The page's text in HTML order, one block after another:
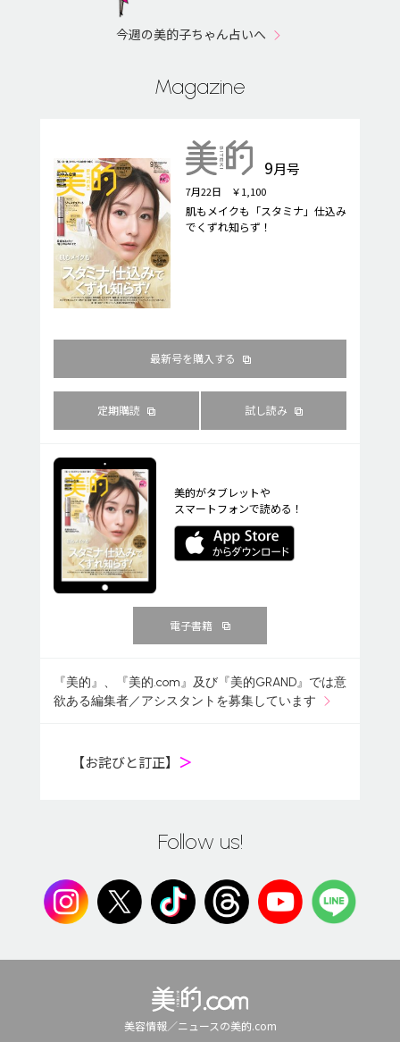
今週の美的子ちゃん占いへ
Magazine
9月号
7月22日 ￥1,100
肌もメイクも「スタミナ」仕込み
でくずれ知らず！
最新号を購入する
定期購読 試し読み
美的がタブレットや
スマートフォンで読める！
電子書籍
『美的』、『美的.com』及び『美的GRAND』では意
欲ある編集者／アシスタントを募集しています
【お詫びと訂正】 ＞
Follow us!
美容情報／ニュースの美的.com